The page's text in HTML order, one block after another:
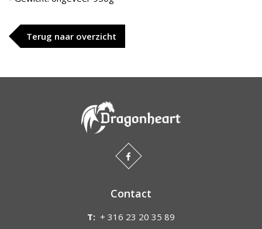
Terug naar overzicht
Contact
T: + 316 23 20 35 89